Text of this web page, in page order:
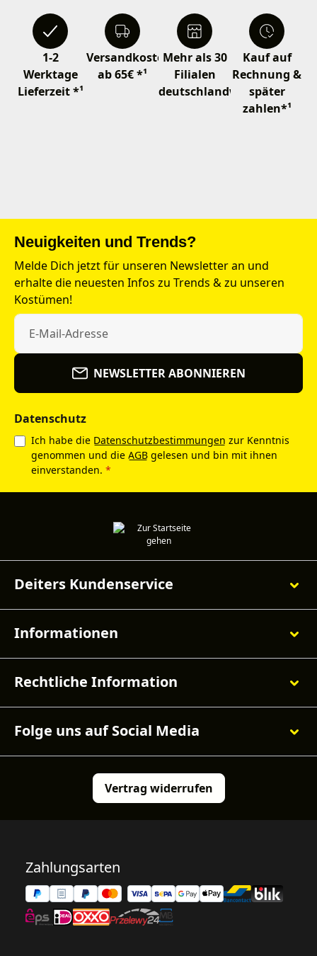
1-2
Werktage
Lieferzeit *¹
Versandkostenfrei
ab 65€ *¹
Mehr als 30
Filialen
deutschlandweit
Kauf auf
Rechnung &
später
zahlen*¹
Neuigkeiten und Trends?
Melde Dich jetzt für unseren Newsletter an und
erhalte die neuesten Infos zu Trends & zu unseren
Kostümen!
NEWSLETTER ABONNIEREN
Datenschutz
Ich habe die Datenschutzbestimmungen zur Kenntnis
genommen und die AGB gelesen und bin mit ihnen
einverstanden. *
Deiters Kundenservice
Informationen
Rechtliche Information
Folge uns auf Social Media
Vertrag widerrufen
Zahlungsarten